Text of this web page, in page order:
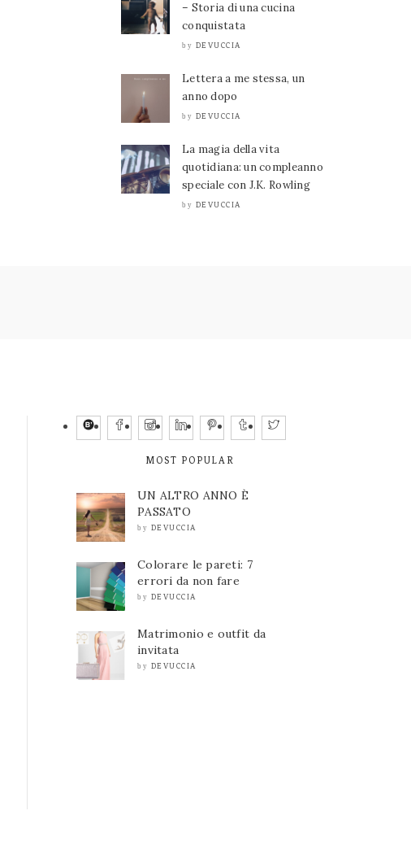
– Storia di una cucina
conquistata
by DEVUCCIA
Lettera a me stessa, un
anno dopo
by DEVUCCIA
La magia della vita
quotidiana: un compleanno
speciale con J.K. Rowling
by DEVUCCIA
MOST POPULAR
UN ALTRO ANNO È
PASSATO
by DEVUCCIA
Colorare le pareti: 7
errori da non fare
by DEVUCCIA
Matrimonio e outfit da
invitata
by DEVUCCIA